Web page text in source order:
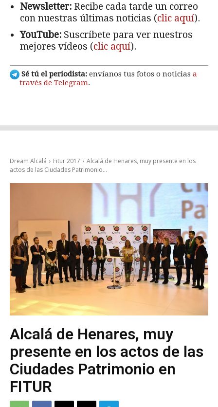
Newsletter: Recibe cada tarde un correo
con nuestras últimas noticias (clic aquí).
YouTube: Suscríbete para ver nuestros
mejores vídeos (clic aquí).
Sé tú el periodista: envíanos tus fotos o noticias a
través de Telegram.